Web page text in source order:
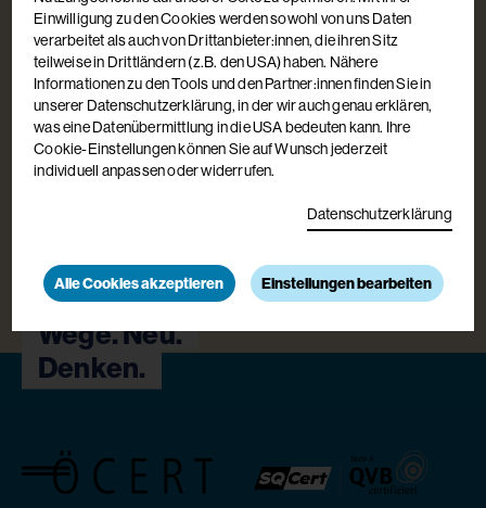
Vorname
Nachname
Email
Datenschutzbestimmungenzu.
Anmelden
Wege. Neu.
Denken.
Einwilligung zu den Cookies werden sowohl von uns Daten
verarbeitet als auch von Drittanbieter:innen, die ihren Sitz
teilweise in Drittländern (z.B. den USA) haben. Nähere
Informationen zu den Tools und den Partner:innen finden Sie in
unserer Datenschutzerklärung, in der wir auch genau erklären,
was eine Datenübermittlung in die USA bedeuten kann. Ihre
Cookie-Einstellungen können Sie auf Wunsch jederzeit
individuell anpassen oder widerrufen.
Datenschutzerklärung
Alle Cookies akzeptieren Einstellungen bearbeiten